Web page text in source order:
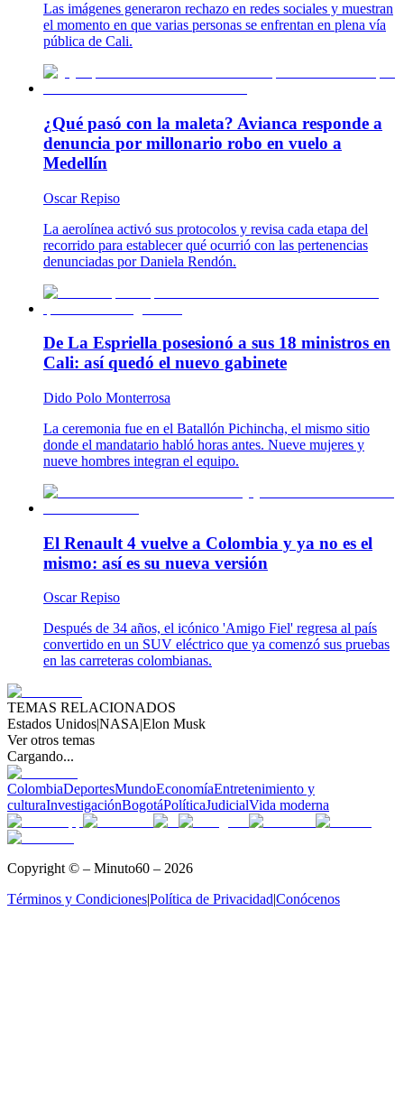
Las imágenes generaron rechazo en redes sociales y muestran
el momento en que varias personas se enfrentan en plena vía
pública de Cali.
¿Qué pasó con la maleta? Avianca responde a
denuncia por millonario robo en vuelo a
Medellín
Oscar Repiso
La aerolínea activó sus protocolos y revisa cada etapa del
recorrido para establecer qué ocurrió con las pertenencias
denunciadas por Daniela Rendón.
De La Espriella posesionó a sus 18 ministros en
Cali: así quedó el nuevo gabinete
Dido Polo Monterrosa
La ceremonia fue en el Batallón Pichincha, el mismo sitio
donde el mandatario habló horas antes. Nueve mujeres y
nueve hombres integran el equipo.
El Renault 4 vuelve a Colombia y ya no es el
mismo: así es su nueva versión
Oscar Repiso
Después de 34 años, el icónico 'Amigo Fiel' regresa al país
convertido en un SUV eléctrico que ya comenzó sus pruebas
en las carreteras colombianas.
TEMAS RELACIONADOS
Estados Unidos|NASA|Elon Musk
Ver otros temas
Cargando...
ColombiaDeportesMundoEconomíaEntretenimiento y
culturaInvestigaciónBogotáPolíticaJudicialVida moderna
Copyright © – Minuto60 – 2026
Términos y Condiciones|Política de Privacidad|Conócenos